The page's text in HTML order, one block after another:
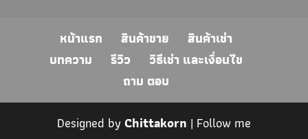
หน้าแรก สินค้าขาย
สินค้าเช่า
บทความ
รีวิว
วิธีเช่า และเงื่อนไข
ถาม ตอบ
Designed by Chittakorn | Follow me